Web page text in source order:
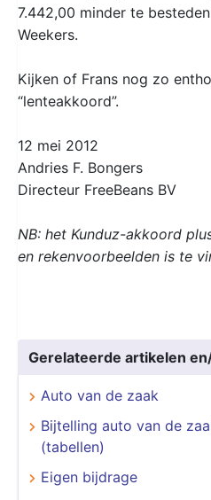
7.442,00 minder te
Weekers.
Kijken of Frans nog zo
“lenteakkoord”.
12 mei 2012
Andries F. Bongers
Directeur FreeBeans BV
NB: het Kunduz-akkoord
en rekenvoorbeelden is te
Gerelateerde artikelen
Auto van de zaak
Bijtelling auto van de
(tabellen)
Eigen bijdrage